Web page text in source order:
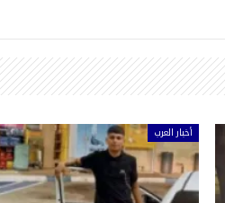
أخبار العرب